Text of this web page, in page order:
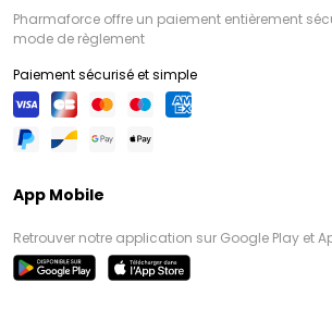
Pharmaforce offre un paiement entièrement
mode de règlement
Paiement sécurisé et simple
App Mobile
Retrouver notre application sur Google Play et